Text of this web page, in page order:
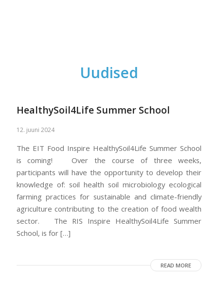
Uudised
HealthySoil4Life Summer School
12. juuni 2024
The EIT Food Inspire HealthySoil4Life Summer School
is coming! Over the course of three weeks,
participants will have the opportunity to develop their
knowledge of: soil health soil microbiology ecological
farming practices for sustainable and climate-friendly
agriculture contributing to the creation of food wealth
sector. The RIS Inspire HealthySoil4Life Summer
School, is for […]
READ MORE